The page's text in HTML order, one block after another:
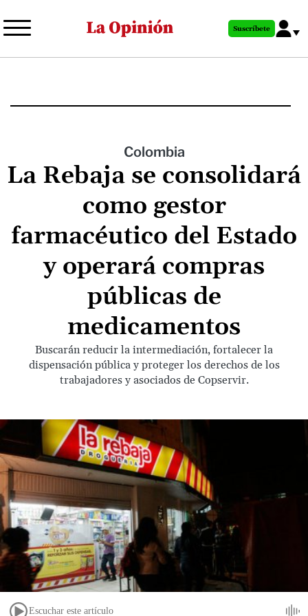
al
principal
Suscríbete
Colombia
La Rebaja se consolidará
como gestor
farmacéutico del Estado
y operará compras
públicas de
medicamentos
Buscarán reducir la intermediación, fortalecer la
dispensación pública y proteger los derechos de los
trabajadores y asociados de Copservir.
Escuchar este artículo